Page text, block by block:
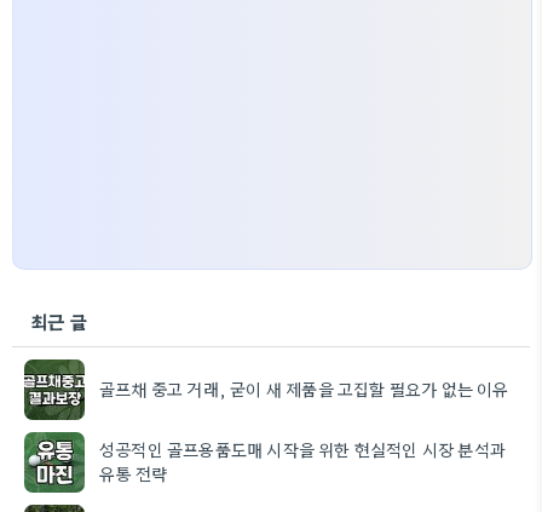
최근 글
골프채 중고 거래, 굳이 새 제품을 고집할 필요가 없는 이유
성공적인 골프용품도매 시작을 위한 현실적인 시장 분석과
유통 전략